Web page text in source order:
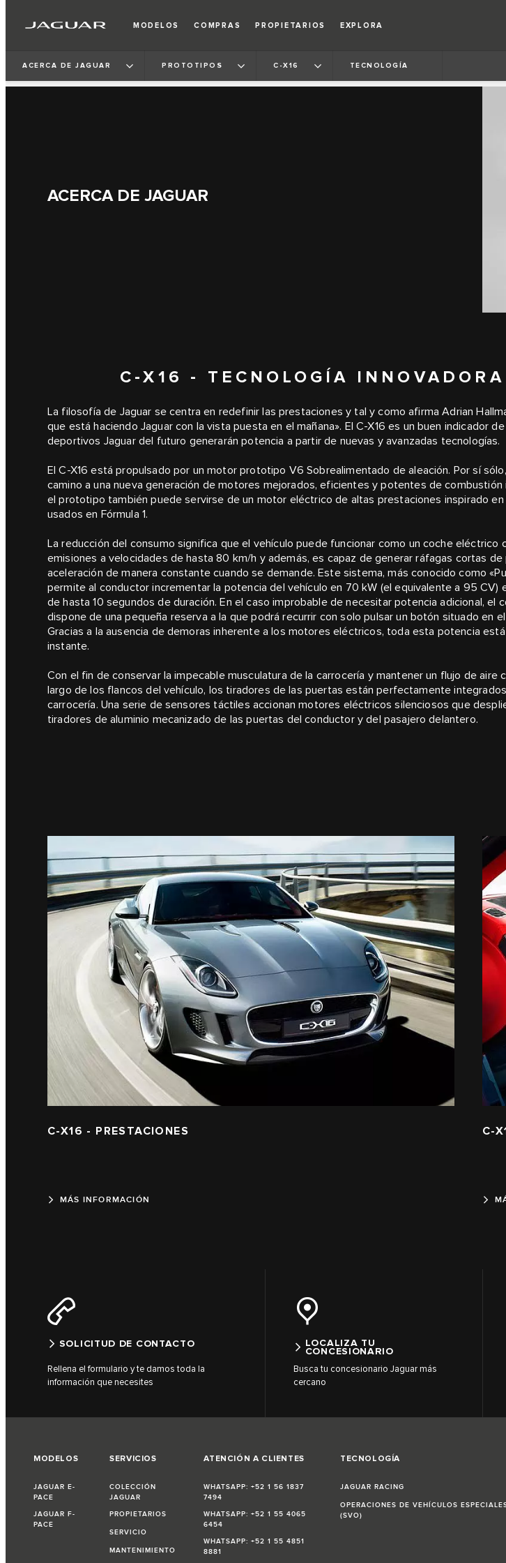
MODELOS COMPRAS PROPIETARIOS EXPLORA
ACERCA DE JAGUAR PROTOTIPOS C-X16 TECNOLOGÍA
ACERCA DE JAGUAR
C-X16 - TECNOLOGÍA INNOVADORA
La filosofía de Jaguar se centra en redefinir las prestaciones y tal y como afirma Adrian
que está haciendo Jaguar con la vista puesta en el mañana». El C-X16 es un buen indicador
deportivos Jaguar del futuro generarán potencia a partir de nuevas y avanzadas tecnologías.
El C-X16 está propulsado por un motor prototipo V6 Sobrealimentado de aleación. Por sí
camino a una nueva generación de motores mejorados, eficientes y potentes de combustión
el prototipo también puede servirse de un motor eléctrico de altas prestaciones inspirado
usados en Fórmula 1.
La reducción del consumo significa que el vehículo puede funcionar como un coche eléctrico
emisiones a velocidades de hasta 80 km/h y además, es capaz de generar ráfagas cortas
aceleración de manera constante cuando se demande. Este sistema, más conocido como
permite al conductor incrementar la potencia del vehículo en 70 kW (el equivalente a 95 CV)
de hasta 10 segundos de duración. En el caso improbable de necesitar potencia adicional, el
dispone de una pequeña reserva a la que podrá recurrir con solo pulsar un botón situado en
Gracias a la ausencia de demoras inherente a los motores eléctricos, toda esta potencia
instante.
Con el fin de conservar la impecable musculatura de la carrocería y mantener un flujo de aire
largo de los flancos del vehículo, los tiradores de las puertas están perfectamente
carrocería. Una serie de sensores táctiles accionan motores eléctricos silenciosos que
tiradores de aluminio mecanizado de las puertas del conductor y del pasajero delantero.
C-X16 - PRESTACIONES
MÁS INFORMACIÓN
C-
SOLICITUD DE CONTACTO
Rellena el formulario y te damos toda la
información que necesites
LOCALIZA TU
CONCESIONARIO
Busca tu concesionario Jaguar más
cercano
MODELOS
JAGUAR E-
PACE
JAGUAR F-
PACE
SERVICIOS
COLECCIÓN
JAGUAR
PROPIETARIOS
SERVICIO
MANTENIMIENTO
ATENCIÓN A CLIENTES
WHATSAPP: +52 1 56 1837
7494
WHATSAPP: +52 1 55 4065
6454
WHATSAPP: +52 1 55 4851
8881
TECNOLOGÍA
JAGUAR RACING
OPERACIONES DE VEHÍCULOS
(SVO)